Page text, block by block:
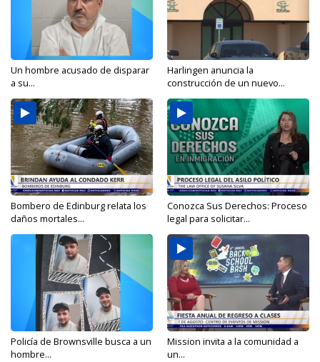
Un hombre acusado de disparar
a su...
Harlingen anuncia la
construcción de un nuevo...
Bombero de Edinburg relata los
daños mortales...
Conozca Sus Derechos: Proceso
legal para solicitar...
Policía de Brownsville busca a un
hombre...
Mission invita a la comunidad a
un...